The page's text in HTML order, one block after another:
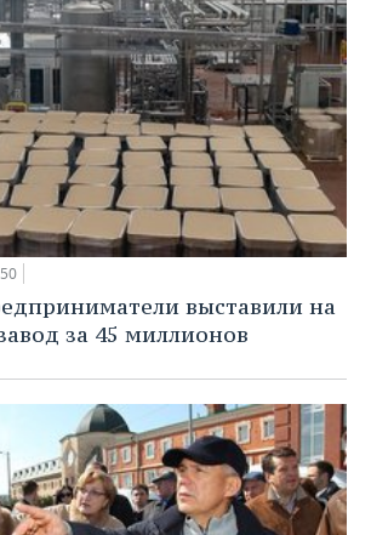
выставили на
за 45 миллионов